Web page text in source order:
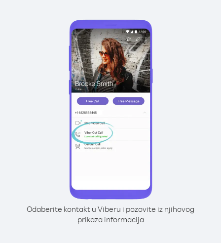
Odaberite kontakt u Viberu i pozovite iz njihovog
prikaza informacija